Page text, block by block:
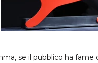
se il pubblico ha fame